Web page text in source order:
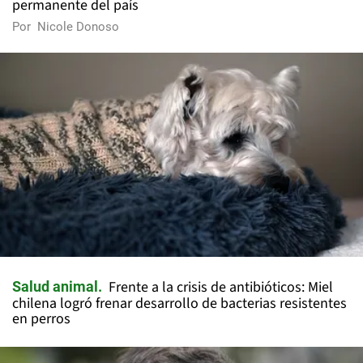
permanente del país
Por Nicole Donoso
Salud animal
Frente a la crisis de antibióticos: Miel
chilena logró frenar desarrollo de bacterias resistentes
en perros